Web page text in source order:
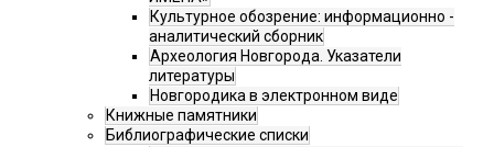
Культурное обозрение: информационно -
аналитический сборник
Археология Новгорода. Указатели
литературы
Новгородика в электронном виде
Книжные памятники
Библиографические списки